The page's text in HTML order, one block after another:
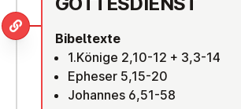
Bibeltexte
1.Könige 2,10-12 + 3,3-14
Epheser 5,15-20
Johannes 6,51-58